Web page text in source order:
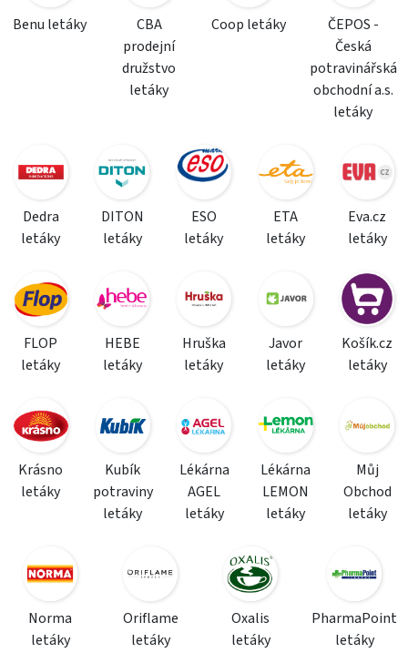
Benu letáky
CBA
prodejní
družstvo
letáky
Coop letáky
ČEPOS -
Česká
potravinářská
obchodní a.s.
letáky
Dedra
letáky
DITON
letáky
ESO
letáky
ETA
letáky
Eva.cz
letáky
FLOP
letáky
HEBE
letáky
Hruška
letáky
Javor
letáky
Košík.cz
letáky
Krásno
letáky
Kubík
potraviny
letáky
Lékárna
AGEL
letáky
Lékárna
LEMON
letáky
Můj
Obchod
letáky
Norma
letáky
Oriflame
letáky
Oxalis
letáky
PharmaPoint
letáky